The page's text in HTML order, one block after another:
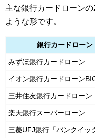
主な銀行カードローン
ような形です。
銀行カードローン
みずほ銀行カードローン
イオン銀行カードローン
三井住友銀行カードローン
楽天銀行スーパーローン
三菱UFJ銀行「バンクイッ